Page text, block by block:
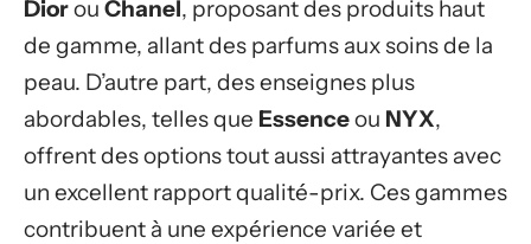
Diorou Chanel, proposant des produits haut
de gamme, allant des parfums aux soins de la
peau. D’autre part, des enseignes plus
abordables, telles que Essenceou NYX,
offrent des options tout aussi attrayantes avec
un excellent rapport qualité-prix. Ces gammes
contribuent à une expérience variée et